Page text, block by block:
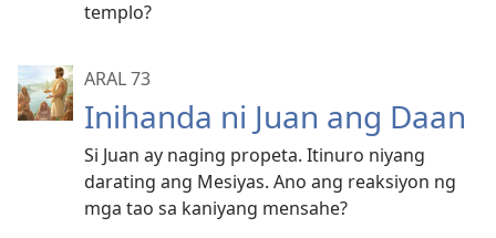
templo?
ARAL 73
Inihanda ni Juan ang Daan
Si Juan ay naging propeta. Itinuro niyang
darating ang Mesiyas. Ano ang reaksiyon ng
mga tao sa kaniyang mensahe?